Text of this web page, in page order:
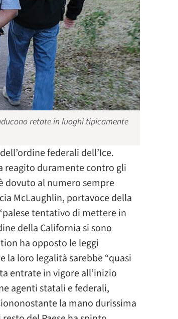
retate in luoghi tipicamente
federali dell’Ice.
reagito duramente contro gli
dovuto al numero sempre
McLaughlin, portavoce della
tentativo di mettere in
della California si sono
ha opposto le leggi
la loro legalità sarebbe “quasi
entrate in vigore all’inizio
agenti statali e federali,
la mano durissima